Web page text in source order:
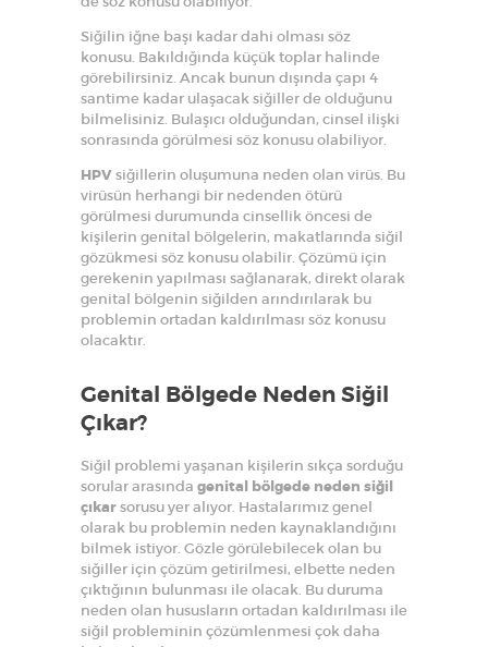
Siğilin iğne başı kadar dahi olması söz
konusu. Bakıldığında küçük toplar halinde
görebilirsiniz. Ancak bunun dışında çapı 4
santime kadar ulaşacak siğiller de olduğunu
bilmelisiniz. Bulaşıcı olduğundan, cinsel ilişki
sonrasında görülmesi söz konusu olabiliyor.
HPVsiğillerin oluşumuna neden olan virüs. Bu
virüsün herhangi bir nedenden ötürü
görülmesi durumunda cinsellik öncesi de
kişilerin genital bölgelerin, makatlarında siğil
gözükmesi söz konusu olabilir. Çözümü için
gerekenin yapılması sağlanarak, direkt olarak
genital bölgenin siğilden arındırılarak bu
problemin ortadan kaldırılması söz konusu
olacaktır.
Genital Bölgede Neden Siğil
Çıkar?
Siğil problemi yaşanan kişilerin sıkça sorduğu
sorular arasında genital bölgede neden siğil
çıkarsorusu yer alıyor. Hastalarımız genel
olarak bu problemin neden kaynaklandığını
bilmek istiyor. Gözle görülebilecek olan bu
siğiller için çözüm getirilmesi, elbette neden
çıktığının bulunması ile olacak. Bu duruma
neden olan hususların ortadan kaldırılması ile
siğil probleminin çözümlenmesi çok daha